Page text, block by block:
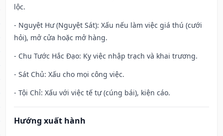
lộc.
- Nguyệt Hư (Nguyệt Sát): Xấu nếu làm việc giá thú (cưới
hỏi), mở cửa hoặc mở hàng.
- Chu Tước Hắc Đạo: Kỵ việc nhập trạch và khai trương.
- Sát Chủ: Xấu cho mọi công việc.
- Tội Chỉ: Xấu với việc tế tự (cúng bái), kiện cáo.
Hướng xuất hành